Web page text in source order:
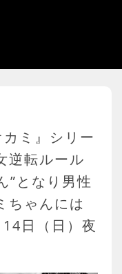
ミ』シリー
逆転ルール
”となり男性
ちゃんには
日（日）夜